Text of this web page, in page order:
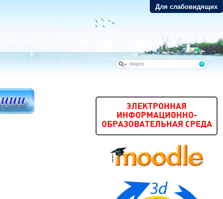
Для слабовидящих
ЭЛЕКТРОННАЯ
ИНФОРМАЦИОННО-
ОБРАЗОВАТЕЛЬНАЯ СРЕДА